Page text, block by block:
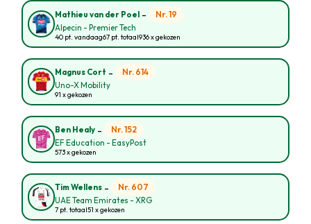
Mathieu van der Poel - Nr. 19
Alpecin - Premier Tech
40 pt. vandaag67 pt. totaal936 x gekozen
Magnus Cort - Nr. 614
Uno-X Mobility
91 x gekozen
Ben Healy - Nr. 152
EF Education - EasyPost
573 x gekozen
Tim Wellens - Nr. 607
UAE Team Emirates - XRG
7 pt. totaal51 x gekozen